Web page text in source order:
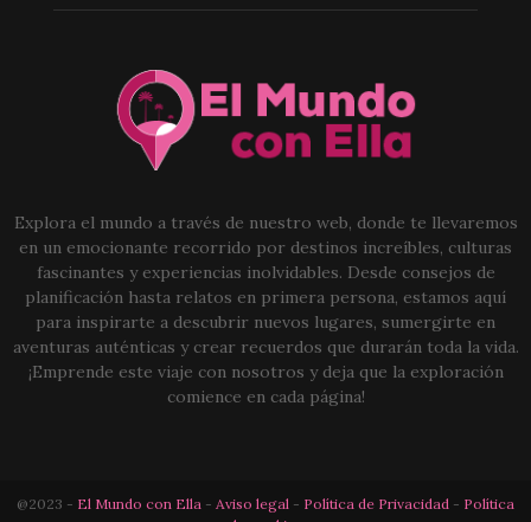
Explora el mundo a través de nuestro web, donde te llevaremos
en un emocionante recorrido por destinos increíbles, culturas
fascinantes y experiencias inolvidables. Desde consejos de
planificación hasta relatos en primera persona, estamos aquí
para inspirarte a descubrir nuevos lugares, sumergirte en
aventuras auténticas y crear recuerdos que durarán toda la vida.
¡Emprende este viaje con nosotros y deja que la exploración
comience en cada página!
@2023 - El Mundo con Ella - Aviso legal - Política de Privacidad - Política